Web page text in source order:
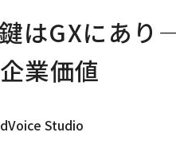
はGXにあ
業価値
Studio